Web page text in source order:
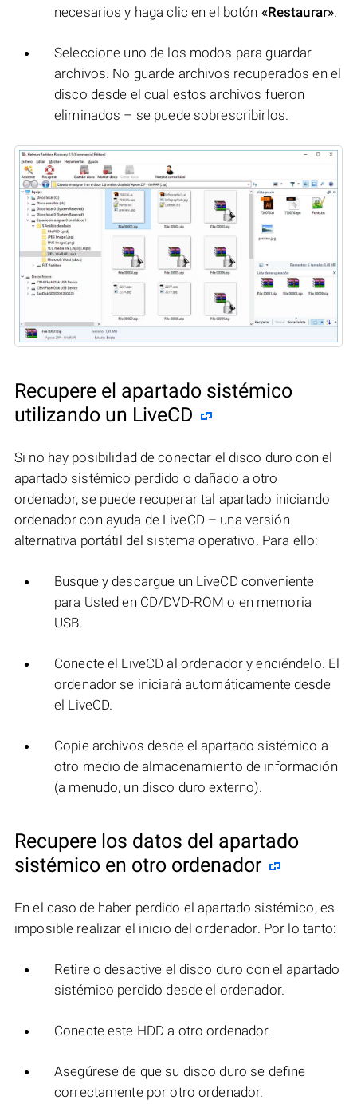
necesarios y haga clic en el botón «Restaurar».
Seleccione uno de los modos para guardar
archivos. No guarde archivos recuperados en el
disco desde el cual estos archivos fueron
eliminados – se puede sobrescribirlos.
Recupere el apartado sistémico
utilizando un LiveCD
Si no hay posibilidad de conectar el disco duro con el
apartado sistémico perdido o dañado a otro
ordenador, se puede recuperar tal apartado iniciando
ordenador con ayuda de LiveCD – una versión
alternativa portátil del sistema operativo. Para ello:
Busque y descargue un LiveCD conveniente
para Usted en CD/DVD-ROM o en memoria
USB.
Conecte el LiveCD al ordenador y enciéndelo. El
ordenador se iniciará automáticamente desde
el LiveCD.
Copie archivos desde el apartado sistémico a
otro medio de almacenamiento de información
(a menudo, un disco duro externo).
Recupere los datos del apartado
sistémico en otro ordenador
En el caso de haber perdido el apartado sistémico, es
imposible realizar el inicio del ordenador. Por lo tanto:
Retire o desactive el disco duro con el apartado
sistémico perdido desde el ordenador.
Conecte este HDD a otro ordenador.
Asegúrese de que su disco duro se define
correctamente por otro ordenador.